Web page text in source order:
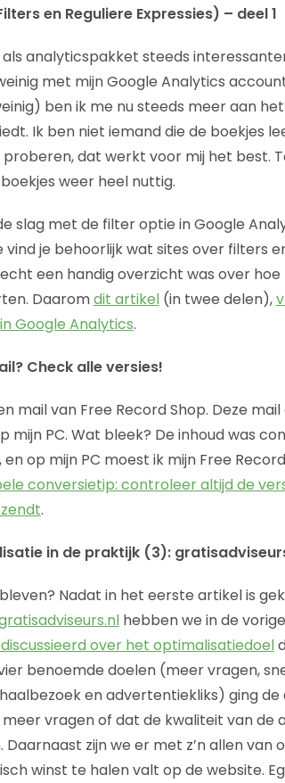
en Reguliere Expressies) – deel 1
als analyticspakket steeds
met mijn Google Analytics
ben ik me nu steeds meer aan
Ik ben niet iemand die de boekjes
proberen, dat werkt voor mij het best.
weer heel nuttig.
slag met de filter optie in Google
vind je behoorlijk wat sites over filters
een handig overzicht was over
Daaromdit artikel(in twee delen),
Google Analytics.
Check alle versies!
mail van Free Record Shop. Deze
mijn PC. Wat bleek? De inhoud was
op mijn PC moest ik mijn Free
conversietip: controleer altijd de
.
in de praktijk (3):
Nadat in het eerste artikel is
hebben we in de
over het optimalisatiedoel
benoemde doelen (meer vragen,
en advertentiekliks) ging de
vragen of dat de kwaliteit van de
Daarnaast zijn we er met z’n allen van
winst te halen valt op de website.